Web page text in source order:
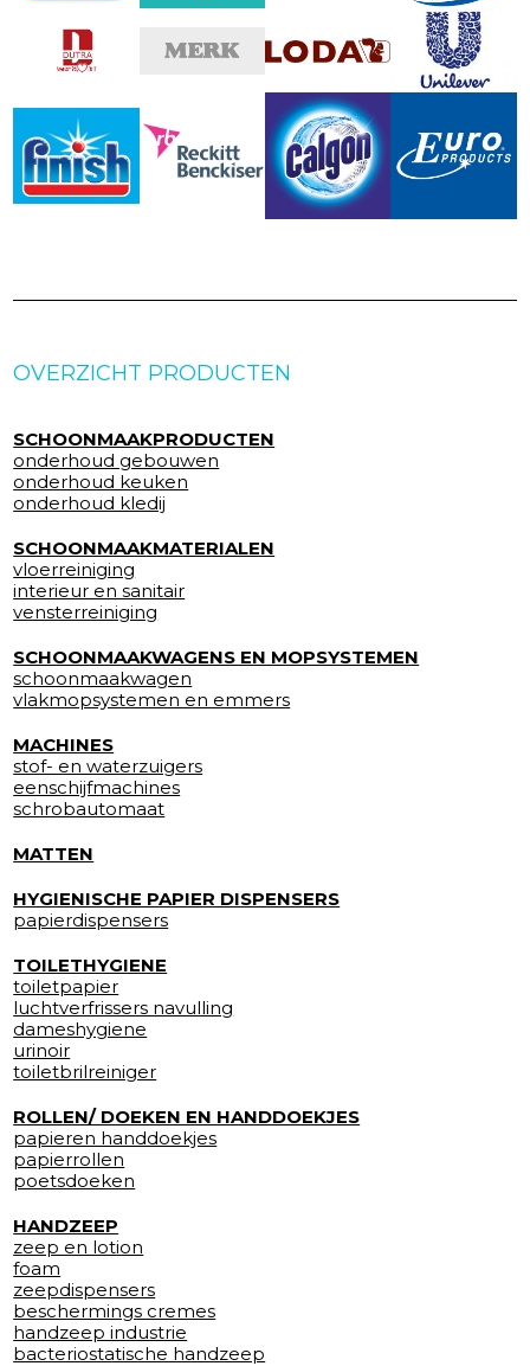
OVERZICHT PRODUCTEN
SCHOONMAAKPRODUCTEN
onderhoud gebouwen
onderhoud keuken
onderhoud kledij
SCHOONMAAKMATERIALEN
vloerreiniging
interieur en sanitair
vensterreiniging
SCHOONMAAKWAGENS EN MOPSYSTEMEN
schoonmaakwagen
vlakmopsystemen en emmers
MACHINES
stof- en waterzuigers
eenschijfmachines
schrobautomaat
MATTEN
HYGIENISCHE PAPIER DISPENSERS
papierdispensers
TOILETHYGIENE
toiletpapier
luchtverfrissers navulling
dameshygiene
urinoir
toiletbrilreiniger
ROLLEN/ DOEKEN EN HANDDOEKJES
papieren handdoekjes
papierrollen
poetsdoeken
HANDZEEP
zeep en lotion
foam
zeepdispensers
beschermings cremes
handzeep industrie
bacteriostatische handzeep